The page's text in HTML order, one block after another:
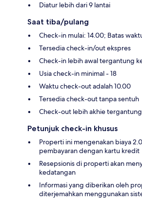
Diatur lebih dari 9 lantai
Saat tiba/pulang
Check-in mulai: 14.00; Batas
Tersedia check-in/out ekspres
Check-in lebih awal tergantung
Usia check-in minimal - 18
Waktu check-out adalah 10.00
Tersedia check-out tanpa sentuh
Check-out lebih akhie
Petunjuk check-in khusus
Properti ini mengenakan biaya
pembayaran dengan kartu kredit
Resepsionis di properti akan
kedatangan
Informasi yang diberikan oleh
diterjemahkan menggunakan